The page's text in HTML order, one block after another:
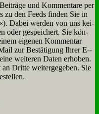
und Kom­men­ta­re per
den Feeds fin­den Sie in
Da­bei wer­den von uns kei­
oder ge­spei­chert. Sie kön­
ei­ge­nen Kom­men­tar
zur Be­stä­ti­gung Ih­rer E‑­
wei­te­ren Da­ten er­ho­ben.
Drit­te wei­ter­ge­ge­ben. Sie